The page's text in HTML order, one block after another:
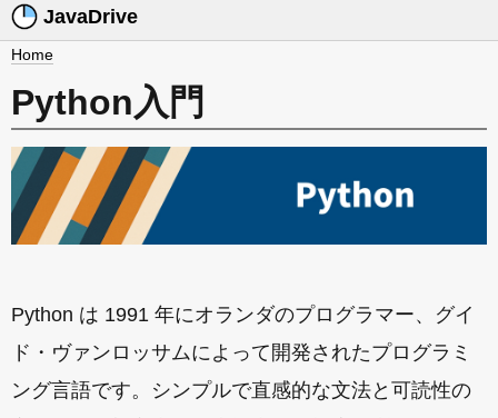
JavaDrive
Home
Python入門
Python は 1991 年にオランダのプログラマー、グイ
ド・ヴァンロッサムによって開発されたプログラミ
ング言語です。シンプルで直感的な文法と可読性の